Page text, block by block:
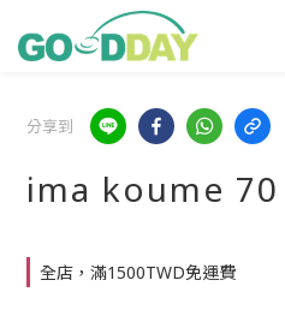
分享到
ima koume
全店，滿1500TWD免運費